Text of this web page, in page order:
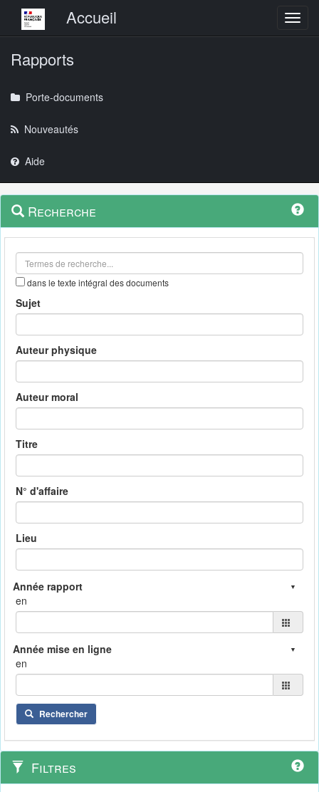
Menu principalAccueil
Rapports
Porte-documents
Nouveautés
Aide
Navigation
outils
Menu
contextuel
Recherche
dans le texte intégral des documents
Sujet
Auteur physique
Auteur moral
Titre
N° d'affaire
Lieu
en
en
Rechercher
Filtres